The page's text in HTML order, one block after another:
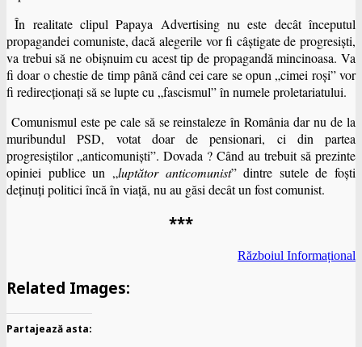
În realitate clipul Papaya Advertising nu este decât începutul
propagandei comuniste, dacă alegerile vor fi câştigate de progresişti,
va trebui să ne obişnuim cu acest tip de propagandă mincinoasa. Va
fi doar o chestie de timp până când cei care se opun „cimei roşi” vor
fi redirecţionaţi să se lupte cu „fascismul” în numele proletariatului.
Comunismul este pe cale să se reinstaleze în România dar nu de la
muribundul PSD, votat doar de pensionari, ci din partea
progresiştilor „anticomunişti”. Dovada ? Când au trebuit să prezinte
opiniei publice un „luptător anticomunist” dintre sutele de foşti
deţinuţi politici încă în viaţă, nu au găsi decât un fost comunist.
***
Războiul Informațional
Related Images:
Partajează asta: